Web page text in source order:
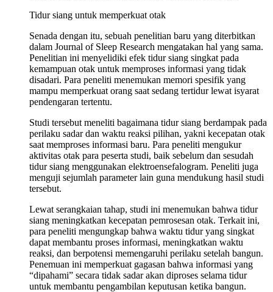
Tidur siang untuk memperkuat otak
Senada dengan itu, sebuah penelitian baru yang diterbitkan
dalam Journal of Sleep Research mengatakan hal yang sama.
Penelitian ini menyelidiki efek tidur siang singkat pada
kemampuan otak untuk memproses informasi yang tidak
disadari. Para peneliti menemukan memori spesifik yang
mampu memperkuat orang saat sedang tertidur lewat isyarat
pendengaran tertentu.
Studi tersebut meneliti bagaimana tidur siang berdampak pada
perilaku sadar dan waktu reaksi pilihan, yakni kecepatan otak
saat memproses informasi baru. Para peneliti mengukur
aktivitas otak para peserta studi, baik sebelum dan sesudah
tidur siang menggunakan elektroensefalogram. Peneliti juga
menguji sejumlah parameter lain guna mendukung hasil studi
tersebut.
Lewat serangkaian tahap, studi ini menemukan bahwa tidur
siang meningkatkan kecepatan pemrosesan otak. Terkait ini,
para peneliti mengungkap bahwa waktu tidur yang singkat
dapat membantu proses informasi, meningkatkan waktu
reaksi, dan berpotensi memengaruhi perilaku setelah bangun.
Penemuan ini memperkuat gagasan bahwa informasi yang
“dipahami” secara tidak sadar akan diproses selama tidur
untuk membantu pengambilan keputusan ketika bangun.